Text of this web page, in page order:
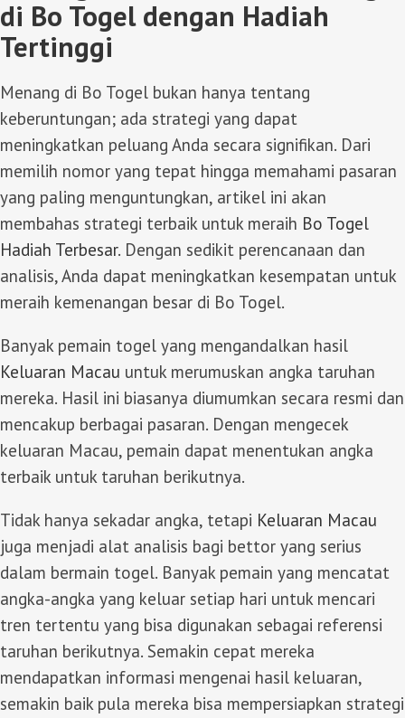
di Bo Togel dengan Hadiah
Tertinggi
Menang di Bo Togel bukan hanya tentang
keberuntungan; ada strategi yang dapat
meningkatkan peluang Anda secara signifikan. Dari
memilih nomor yang tepat hingga memahami pasaran
yang paling menguntungkan, artikel ini akan
membahas strategi terbaik untuk meraih Bo Togel
Hadiah Terbesar. Dengan sedikit perencanaan dan
analisis, Anda dapat meningkatkan kesempatan untuk
meraih kemenangan besar di Bo Togel.
Banyak pemain togel yang mengandalkan hasil
Keluaran Macau untuk merumuskan angka taruhan
mereka. Hasil ini biasanya diumumkan secara resmi dan
mencakup berbagai pasaran. Dengan mengecek
keluaran Macau, pemain dapat menentukan angka
terbaik untuk taruhan berikutnya.
Tidak hanya sekadar angka, tetapi Keluaran Macau
juga menjadi alat analisis bagi bettor yang serius
dalam bermain togel. Banyak pemain yang mencatat
angka-angka yang keluar setiap hari untuk mencari
tren tertentu yang bisa digunakan sebagai referensi
taruhan berikutnya. Semakin cepat mereka
mendapatkan informasi mengenai hasil keluaran,
semakin baik pula mereka bisa mempersiapkan strategi